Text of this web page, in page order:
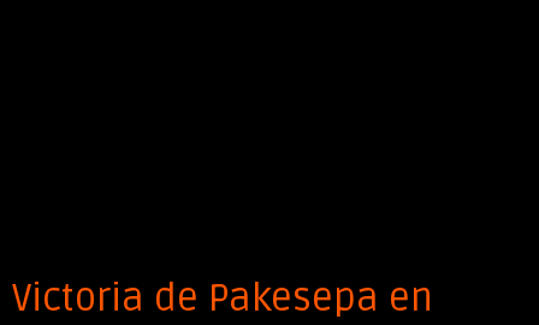
Victoria de Pakesepa en